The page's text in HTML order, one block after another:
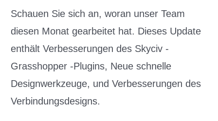
Schauen Sie sich an, woran unser Team
diesen Monat gearbeitet hat. Dieses Update
enthält Verbesserungen des Skyciv -
Grasshopper -Plugins, Neue schnelle
Designwerkzeuge, und Verbesserungen des
Verbindungsdesigns.